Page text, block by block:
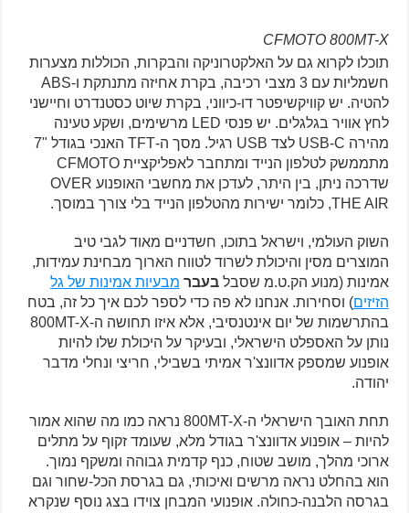
CFMOTO 800MT-X
תוכלו לקרוא גם על האלקטרוניקה והבקרות, הכוללות מצערות
חשמליות עם 3 מצבי רכיבה, בקרת אחיזה מתנתקת ו-ABS
להטיה. יש קוויקשיפטר דו-כיווני, בקרת שיוט כסטנדרט וחיישני
לחץ אוויר בגלגלים. יש פנסי LED מרשימים, ושקע טעינה
מהירה USB-C לצד USB רגיל. מסך ה-TFT האנכי בגודל "7
מתממשק לטלפון הנייד ומתחבר לאפליקציית CFMOTO
שדרכה ניתן, בין היתר, לעדכן את מחשבי האופנוע OVER
THE AIR, כלומר ישירות מהטלפון הנייד בלי צורך במוסך.
השוק העולמי, וישראל בתוכו, חשדניים מאוד לגבי טיב
המוצרים מסין והיכולת לשרוד לטווח הארוך מבחינת עמידות,
אמינות (מנוע הק.ט.מ שסבלבעבר מבעיות אמינות של גל
הזיזים) וסחירות. אנחנו לא פה כדי לספר לכם איך כל זה, בטח
בהתרשמות של יום אינטנסיבי, אלא איזו תחושה ה-800MT-X
נותן על האספלט הישראלי, ובעיקר על היכולת שלו להיות
אופנוע שמספק אדוונצ'ר אמיתי בשבילי, חריצי ונחלי מדבר
יהודה.
תחת האובך הישראלי ה-800MT-X נראה כמו מה שהוא אמור
להיות – אופנוע אדוונצ'ר בגודל מלא, שעומד זקוף על מתלים
ארוכי מהלך, מושב שטוח, כנף קדמית גבוהה ומשקף נמוך.
הוא בהחלט נראה מרשים ואיכותי, גם בגרסת הכל-שחור וגם
בגרסה הלבנה-כחולה. אופנועי המבחן צוידו בצג נוסף שנקרא